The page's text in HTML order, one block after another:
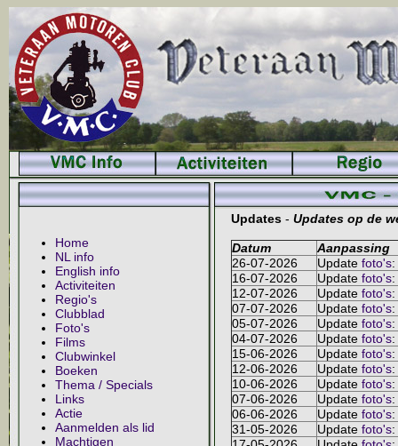
Home
NL info
English info
Activiteiten
Regio's
Clubblad
Foto's
Films
Clubwinkel
Boeken
Thema / Specials
Links
Actie
Aanmelden als lid
Machtigen
Updates- Updates op de
Datum
Aanpassing
26-07-2026
Update foto's:
16-07-2026
Update foto's:
12-07-2026
Update foto's:
07-07-2026
Update foto's:
05-07-2026
Update foto's:
04-07-2026
Update foto's:
15-06-2026
Update foto's:
12-06-2026
Update foto's:
10-06-2026
Update foto's:
07-06-2026
Update foto's:
06-06-2026
Update foto's:
31-05-2026
Update foto's: